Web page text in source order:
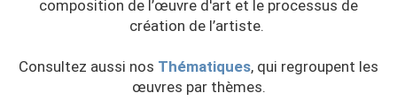
composition de l’œuvre d'art et le processus de
création de l’artiste.
Consultez aussi nos Thématiques, qui regroupent les
œuvres par thèmes.